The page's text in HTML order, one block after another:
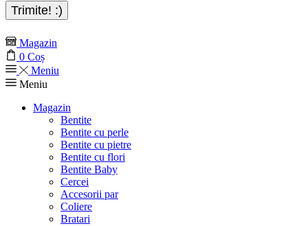
Magazin
0 Coș
Meniu
Meniu
Magazin
Bentite
Bentite cu perle
Bentite cu pietre
Bentite cu flori
Bentite Baby
Cercei
Accesorii par
Coliere
Bratari